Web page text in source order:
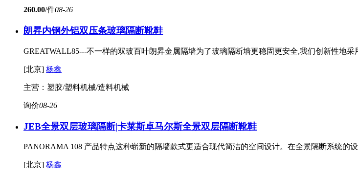
260.00/件08-26
朗昇内钢外铝双压条玻璃隔断靴鞋
GREATWALL85---不一样的双玻百叶朗昇金属隔墙为了玻璃隔断墙更稳固更安全,我们创新性地
[北京] 杨鑫
主营：塑胶/塑料机械/造料机械
询价08-26
JEB全景双层玻璃隔断|卡莱斯卓马尔斯全景双层隔断靴鞋
PANORAMA 108 产品特点这种崭新的隔墙款式更适合现代简洁的空间设计。在全景隔断系统的
[北京] 杨鑫